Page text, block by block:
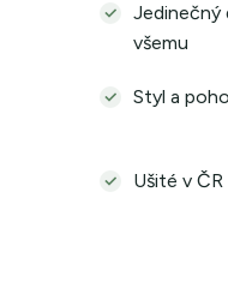
Jedinečný
všemu
Styl a
Ušité v ČR